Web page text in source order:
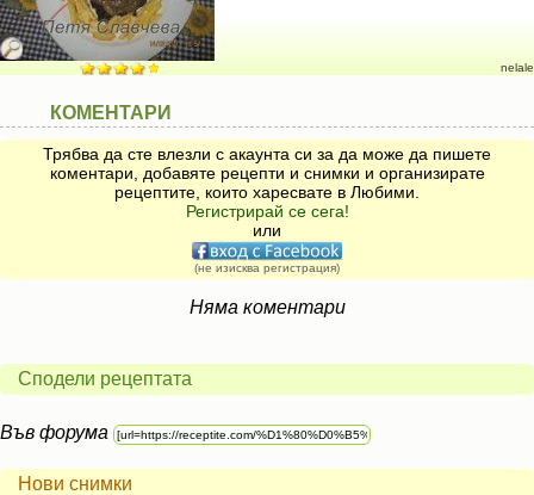
nelale
КОМЕНТАРИ
Трябва да сте влезли с акаунта си за да може да пишете
коментари, добавяте рецепти и снимки и организирате
рецептите, които харесвате в Любими.
Регистрирай се сега!
или
(не изисква регистрация)
Няма коментари
Сподели рецептата
Във форума
Нови снимки